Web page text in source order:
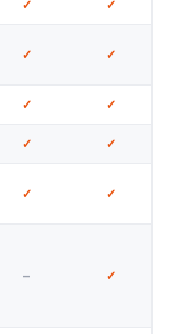
✓ ✓
✓ ✓
✓ ✓
✓ ✓
✓ ✓
– ✓